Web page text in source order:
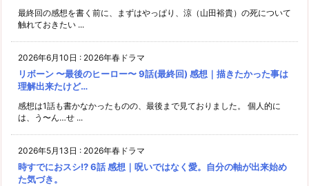
最終回の感想を書く前に、まずはやっぱり、涼（山田裕貴）の死について
触れておきたい ...
2026年6月10日 : 2026年春ドラマ
リボーン 〜最後のヒーロー〜 9話(最終回) 感想｜描きたかった事は
理解出来たけど…
感想は1話も書かなかったものの、最後まで見ておりました。 個人的に
は、う〜ん…せ ...
2026年5月13日 : 2026年春ドラマ
時すでにおスシ!? 6話 感想｜呪いではなく愛。自分の軸が出来始め
た気づき。